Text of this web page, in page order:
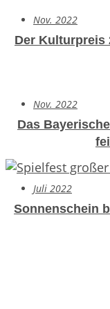
Nov. 2022
Der Kulturpreis
Nov. 2022
Das
Juli 2022
Sonnenschein